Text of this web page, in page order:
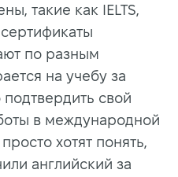
такие как IELTS,
по разным
на учебу за
свой
в международной
хотят понять,
английский за